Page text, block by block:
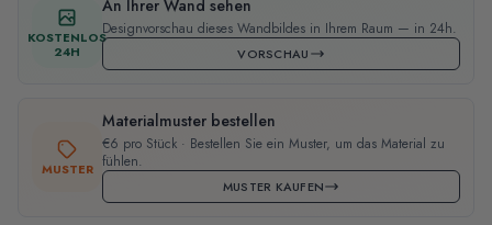
KOSTENLOS
24H
An Ihrer Wand sehen
Designvorschau dieses Wandbildes in Ihrem Raum — in 24h.
VORSCHAU
MUSTER
Materialmuster bestellen
€6 pro Stück · Bestellen Sie ein Muster, um das Material zu
fühlen.
MUSTER KAUFEN